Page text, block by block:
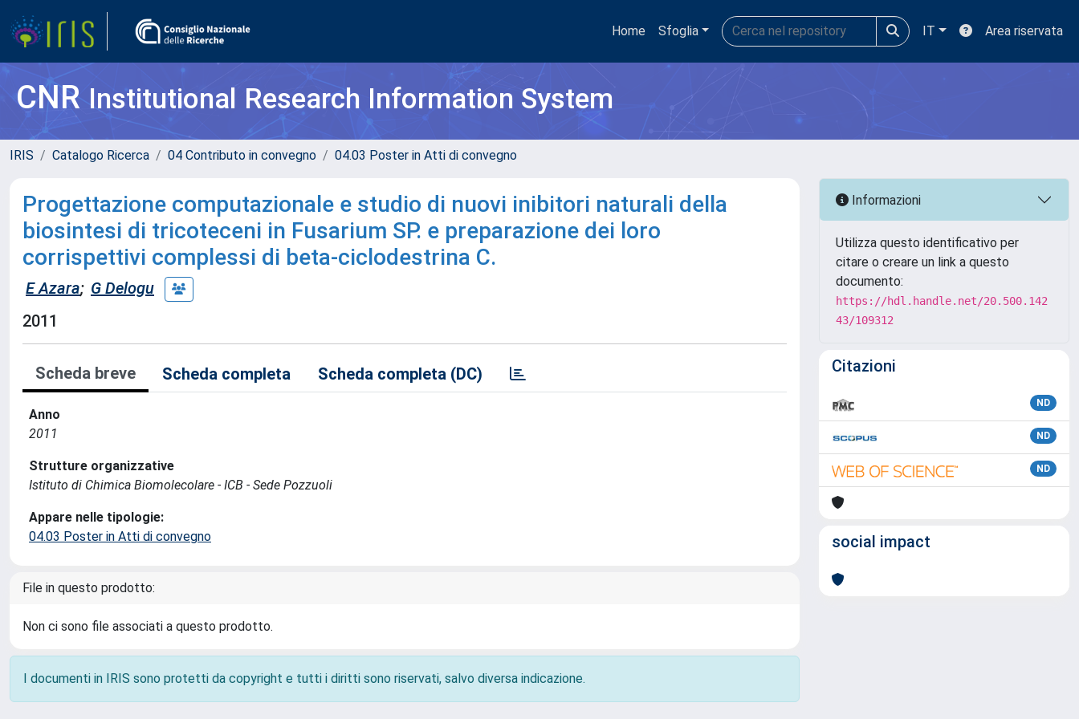
Home Sfoglia IT Area riservata
CNRInstitutional Research Information System
IRIS Catalogo Ricerca 04 Contributo in convegno 04.03 Poster in Atti di convegno
Progettazione computazionale e studio di nuovi inibitori naturali della
biosintesi di tricoteceni in Fusarium SP. e preparazione dei loro
corrispettivi complessi di beta-ciclodestrina C.
E Azara; G Delogu
2011
Scheda breve Scheda completa Scheda completa (DC)
Anno
2011
Strutture organizzative
Istituto di Chimica Biomolecolare - ICB - Sede Pozzuoli
Appare nelle tipologie:
04.03 Poster in Atti di convegno
File in questo prodotto:
Non ci sono file associati a questo prodotto.
I documenti in IRIS sono protetti da copyright e tutti i diritti sono riservati, salvo diversa indicazione.
Informazioni
Utilizza questo identificativo per
citare o creare un link a questo
documento:
https://hdl.handle.net/20.500.142
43/109312
Citazioni
ND
ND
ND
social impact